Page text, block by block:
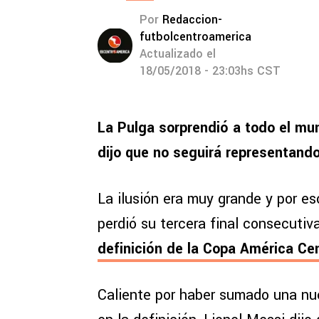
Por Redaccion-
futbolcentroamerica
Actualizado el
18/05/2018 - 23:03hs CST
La Pulga sorprendió a todo el
dijo que no seguirá
La ilusión era muy grande y por
perdió su tercera final
definición de la Copa América
Caliente por haber sumado una